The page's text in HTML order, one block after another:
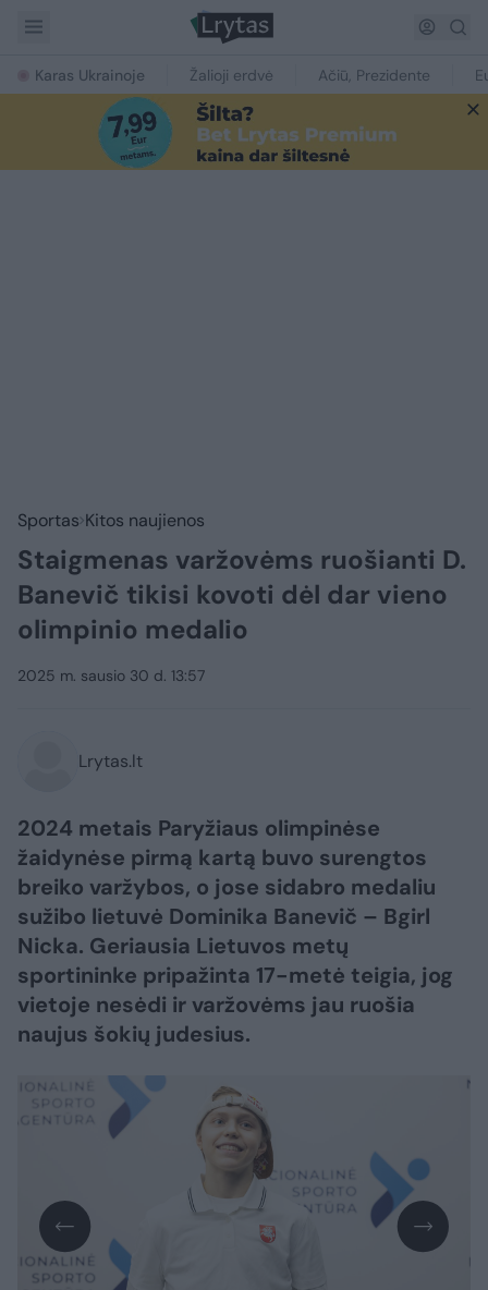
Karas Ukrainoje Žalioji erdvė Ačiū, Prezidente
Sportas Kitos naujienos
Staigmenas varžovėms ruošianti D.
Banevič tikisi kovoti dėl dar vieno
olimpinio medalio
2025 m. sausio 30 d. 13:57
Lrytas.lt
2024 metais Paryžiaus olimpinėse
žaidynėse pirmą kartą buvo surengtos
breiko varžybos, o jose sidabro medaliu
sužibo lietuvė Dominika Banevič – Bgirl
Nicka. Geriausia Lietuvos metų
sportininke pripažinta 17-metė teigia, jog
vietoje nesėdi ir varžovėms jau ruošia
naujus šokių judesius.